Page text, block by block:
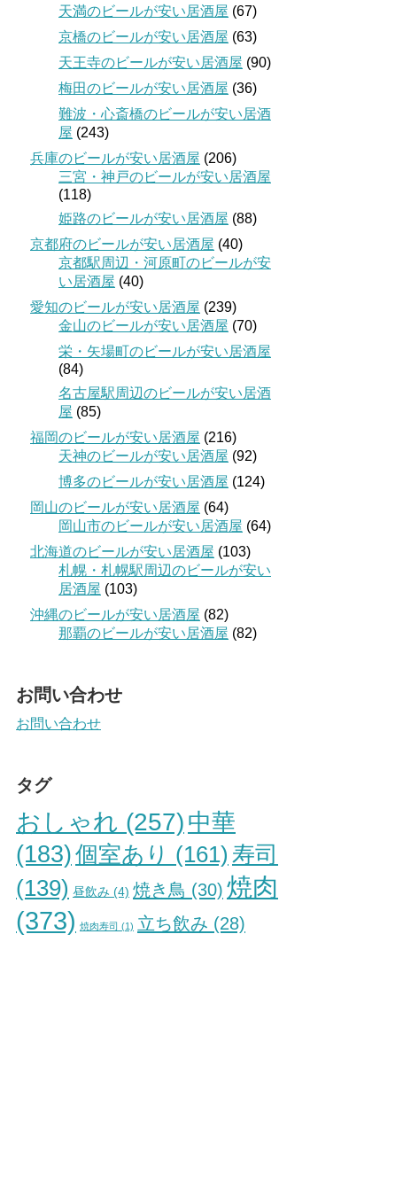
天満のビールが安い居酒屋 (67)
京橋のビールが安い居酒屋 (63)
天王寺のビールが安い居酒屋 (90)
梅田のビールが安い居酒屋 (36)
難波・心斎橋のビールが安い居酒
屋 (243)
兵庫のビールが安い居酒屋 (206)
三宮・神戸のビールが安い居酒屋
(118)
姫路のビールが安い居酒屋 (88)
京都府のビールが安い居酒屋 (40)
京都駅周辺・河原町のビールが安
い居酒屋 (40)
愛知のビールが安い居酒屋 (239)
金山のビールが安い居酒屋 (70)
栄・矢場町のビールが安い居酒屋
(84)
名古屋駅周辺のビールが安い居酒
屋 (85)
福岡のビールが安い居酒屋 (216)
天神のビールが安い居酒屋 (92)
博多のビールが安い居酒屋 (124)
岡山のビールが安い居酒屋 (64)
岡山市のビールが安い居酒屋 (64)
北海道のビールが安い居酒屋 (103)
札幌・札幌駅周辺のビールが安い
居酒屋 (103)
沖縄のビールが安い居酒屋 (82)
那覇のビールが安い居酒屋 (82)
お問い合わせ
お問い合わせ
タグ
おしゃれ (257) 中華
(183)個室あり (161) 寿司
(139) 昼飲み (4) 焼き鳥 (30) 焼肉
(373) 焼肉寿司 (1) 立ち飲み (28)